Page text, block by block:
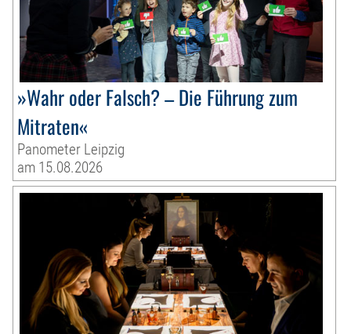
»Wahr oder Falsch? – Die Führung zum
Mitraten«
Panometer Leipzig
am 15.08.2026